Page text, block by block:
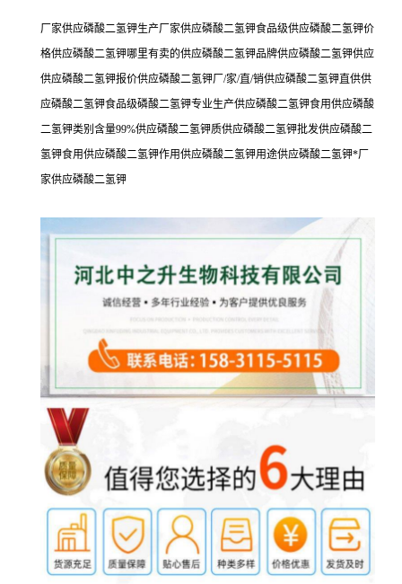
厂家供应磷酸二氢钾生产厂家供应磷酸二氢钾食品级供应磷酸二氢钾价
格供应磷酸二氢钾哪里有卖的供应磷酸二氢钾品牌供应磷酸二氢钾供应
供应磷酸二氢钾报价供应磷酸二氢钾厂/家/直/销供应磷酸二氢钾直供供
应磷酸二氢钾食品级磷酸二氢钾专业生产供应磷酸二氢钾食用供应磷酸
二氢钾类别含量99%供应磷酸二氢钾质供应磷酸二氢钾批发供应磷酸二
氢钾食用供应磷酸二氢钾作用供应磷酸二氢钾用途供应磷酸二氢钾*厂
家供应磷酸二氢钾